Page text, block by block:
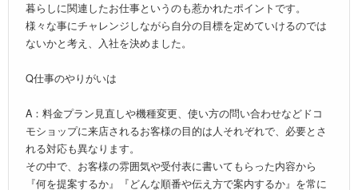
暮らしに関連したお仕事というのも惹かれたポイントです。
様々な事にチャレンジしながら自分の目標を定めていけるのでは
ないかと考え、入社を決めました。
Q仕事のやりがいは
A：料金プラン見直しや機種変更、使い方の問い合わせなどドコ
モショップに来店されるお客様の目的は人それぞれで、必要とさ
れる対応も異なります。
その中で、お客様の雰囲気や受付表に書いてもらった内容から
『何を提案するか』『どんな順番や伝え方で案内するか』を常に